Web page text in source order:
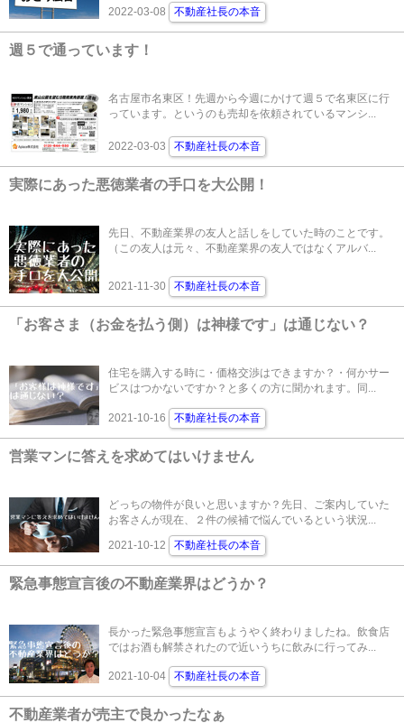
2022-03-08
不動産社長の本音
週５で通っています！
名古屋市名東区！先週から今週にかけて週５で名東区に行
っています。というのも売却を依頼されているマンシ...
2022-03-03 不動産社長の本音
実際にあった悪徳業者の手口を大公開！
先日、不動産業界の友人と話しをしていた時のことです。
（この友人は元々、不動産業界の友人ではなくアルバ...
2021-11-30 不動産社長の本音
「お客さま（お金を払う側）は神様です」は通じない？
住宅を購入する時に・価格交渉はできますか？・何かサー
ビスはつかないですか？と多くの方に聞かれます。同...
2021-10-16 不動産社長の本音
営業マンに答えを求めてはいけません
どっちの物件が良いと思いますか？先日、ご案内していた
お客さんが現在、２件の候補で悩んでいるという状況...
2021-10-12
不動産社長の本音
緊急事態宣言後の不動産業界はどうか？
長かった緊急事態宣言もようやく終わりましたね。飲食店
ではお酒も解禁されたので近いうちに飲みに行ってみ...
2021-10-04 不動産社長の本音
不動産業者が売主で良かったなぁ